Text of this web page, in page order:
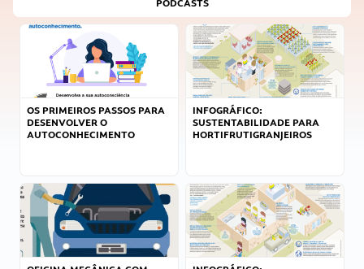
PODCASTS
OS PRIMEIROS PASSOS PARA
DESENVOLVER O
AUTOCONHECIMENTO
INFOGRÁFICO:
SUSTENTABILIDADE PARA
HORTIFRUTIGRANJEIROS